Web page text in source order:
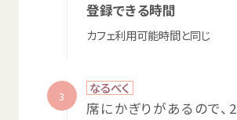
登録できる時間
カフェ利用可能時間と同じ
3 なるべく
席にかぎりがあるので、2